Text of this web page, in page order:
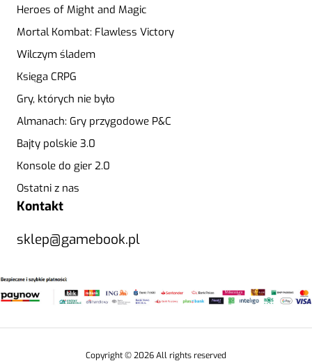
Heroes of Might and Magic
Mortal Kombat: Flawless Victory
Wilczym śladem
Księga CRPG
Gry, których nie było
Almanach: Gry przygodowe P&C
Bajty polskie 3.0
Konsole do gier 2.0
Ostatni z nas
Kontakt
sklep@gamebook.pl
Copyright © 2026 All rights reserved